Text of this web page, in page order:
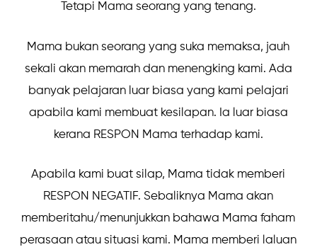
Tetapi Mama seorang yang tenang.
Mama bukan seorang yang suka memaksa, jauh
sekali akan memarah dan menengking kami. Ada
banyak pelajaran luar biasa yang kami pelajari
apabila kami membuat kesilapan. Ia luar biasa
kerana RESPON Mama terhadap kami.
Apabila kami buat silap, Mama tidak memberi
RESPON NEGATIF. Sebaliknya Mama akan
memberitahu/menunjukkan bahawa Mama faham
perasaan atau situasi kami. Mama memberi laluan